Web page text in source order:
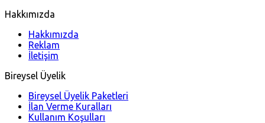
Hakkımızda
Hakkımızda
Reklam
İletişim
Bireysel Üyelik
Bireysel Üyelik Paketleri
İlan Verme Kuralları
Kullanım Koşulları